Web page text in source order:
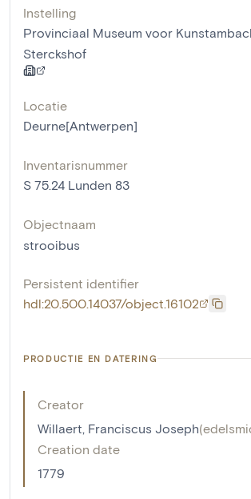
Instelling
Provinciaal Museum voor
Sterckshof
Locatie
Deurne[Antwerpen]
Inventarisnummer
S 75.24 Lunden 83
Objectnaam
strooibus
Persistent identifier
hdl:20.500.14037/object.16102
PRODUCTIE EN DATERING
Creator
Willaert, Franciscus Joseph(
Creation date
1779